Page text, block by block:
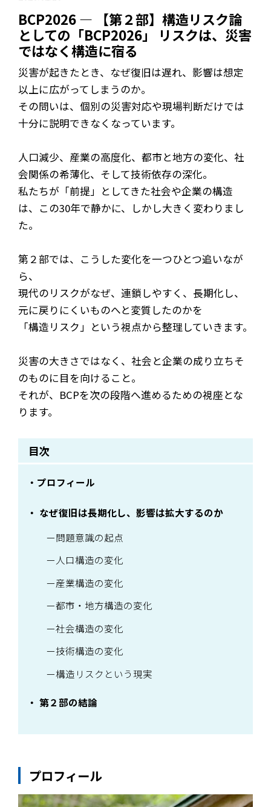
BCP2026 ― 【第２部】構造リスク論
としての「BCP2026」 リスクは、災害
ではなく構造に宿る
災害が起きたとき、なぜ復旧は遅れ、影響は想定
以上に広がってしまうのか。
その問いは、個別の災害対応や現場判断だけでは
十分に説明できなくなっています。
人口減少、産業の高度化、都市と地方の変化、社
会関係の希薄化、そして技術依存の深化。
私たちが「前提」としてきた社会や企業の構造
は、この30年で静かに、しかし大きく変わりまし
た。
第２部では、こうした変化を一つひとつ追いなが
ら、
現代のリスクがなぜ、連鎖しやすく、長期化し、
元に戻りにくいものへと変質したのかを
「構造リスク」という視点から整理していきます。
災害の大きさではなく、社会と企業の成り立ちそ
のものに目を向けること。
それが、BCPを次の段階へ進めるための視座とな
ります。
目次
プロフィール
なぜ復旧は長期化し、影響は拡大するのか
問題意識の起点
人口構造の変化
産業構造の変化
都市・地方構造の変化
社会構造の変化
技術構造の変化
構造リスクという現実
第２部の結論
プロフィール